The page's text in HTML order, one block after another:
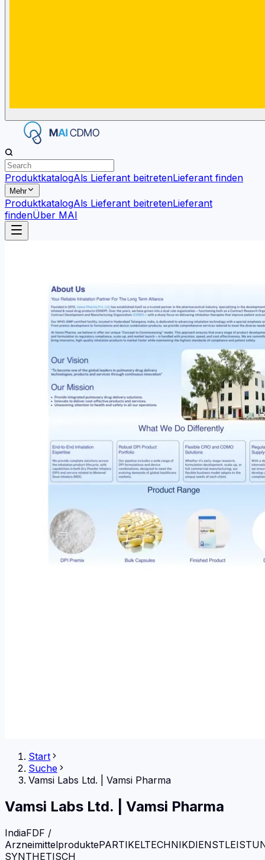
ProduktkatalogAls Lieferant beitretenLieferant finden
Mehr
ProduktkatalogAls Lieferant beitretenLieferant
findenÜber MAI
Start
Suche
Vamsi Labs Ltd.
Vamsi Pharma
Vamsi Labs Ltd. Vamsi Pharma
IndiaFDF /
ArzneimittelproduktePARTIKELTECHNIK
SYNTHETISCH